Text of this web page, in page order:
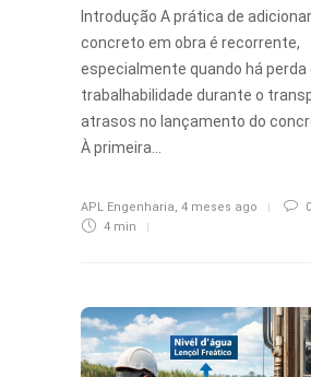
Introdução A prática de
concreto em obra é recorrente,
especialmente quando há perda
trabalhabilidade durante o
atrasos no lançamento do
À primeira…
APL Engenharia, 4 meses ago
0
4 min